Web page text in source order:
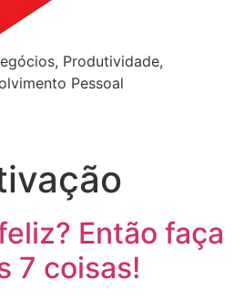
Produtividade,
Pessoal
Então faça
7 coisas!